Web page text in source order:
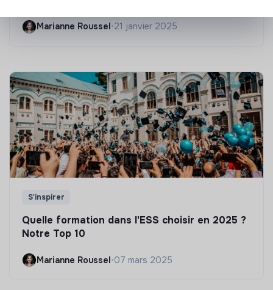
Marianne Roussel•21 janvier 2025
S'inspirer
Quelle formation dans l'ESS choisir en 2025 ?
Notre Top 10
Marianne Roussel•07 mars 2025